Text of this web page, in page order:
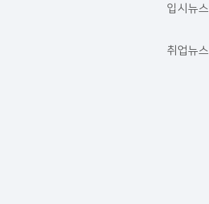
입시뉴스
취업뉴스